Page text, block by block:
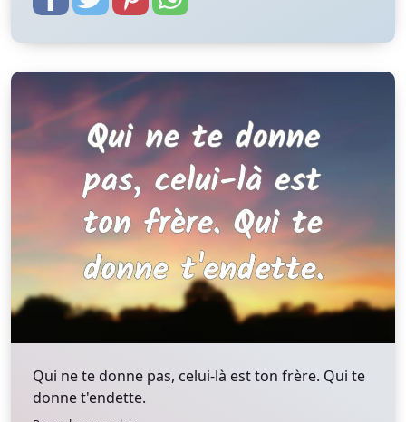
Qui ne te donne pas, celui-là est ton frère. Qui te
donne t'endette.